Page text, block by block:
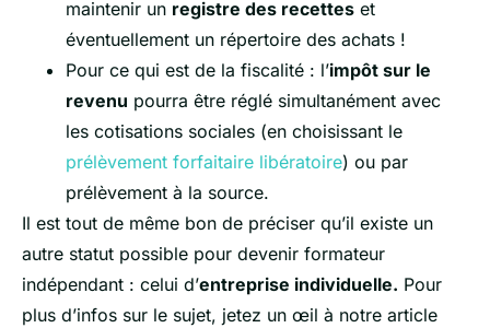
maintenir un registre des recettes et
éventuellement un répertoire des achats !
Pour ce qui est de la fiscalité : l’impôt sur le
revenu pourra être réglé simultanément avec
les cotisations sociales (en choisissant le
prélèvement forfaitaire libératoire) ou par
prélèvement à la source.
Il est tout de même bon de préciser qu’il existe un
autre statut possible pour devenir formateur
indépendant : celui d’entreprise individuelle. Pour
plus d’infos sur le sujet, jetez un œil à notre article